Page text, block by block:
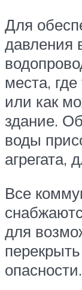
Для
давления
места, где
или как
здание.
воды
агрегата,
Все
для
опасности.